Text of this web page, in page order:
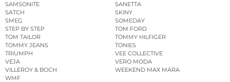
SAMSONITE
SANETTA
SATCH
SKINY
SMEG
SOMEDAY
STEP BY STEP
TOM FORD
TOM TAILOR
TOMMY HILFIGER
TOMMY JEANS
TONIES
TRIUMPH
VEE COLLECTIVE
VEJA
VERO MODA
VILLEROY & BOCH
WEEKEND MAX MARA
WMF